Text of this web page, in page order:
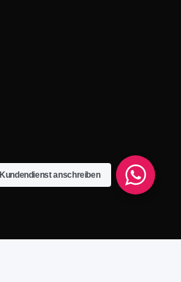
Kundendienst anschreiben